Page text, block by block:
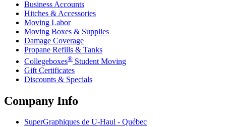
Business Accounts
Hitches & Accessories
Moving Labor
Moving Boxes & Supplies
Damage Coverage
Propane Refills & Tanks
Collegeboxes® Student Moving
Gift Certificates
Discounts & Specials
Company Info
SuperGraphiques de U-Haul - Québec